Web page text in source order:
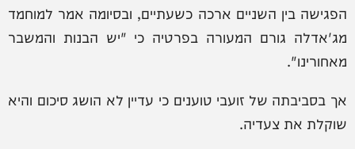
הפגישה בין השניים ארכה כשעתיים, ובסיומה אמר למוחמד
מג'אדלה גורם המעורה בפרטיה כי "יש הבנות והמשבר
מאחורינו".
אך בסביבתה של זועבי טוענים כי עדיין לא הושג סיכום והיא
שוקלת את צעדיה.